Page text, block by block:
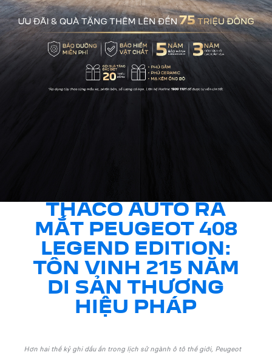
THACO AUTO RA
MẮT PEUGEOT 408
LEGEND EDITION:
TÔN VINH 215 NĂM
DI SẢN THƯƠNG
HIỆU PHÁP
Hơn hai thế kỷ ghi dấu ấn trong lịch sử ngành ô tô thế giới, Peugeot